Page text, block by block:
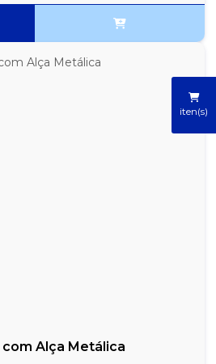
iten(s)
Alça Metálica